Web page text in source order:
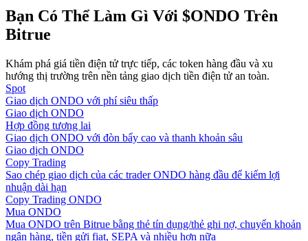
Hướng dẫn
Hướng dẫn giao dịch Spot
Chiến lược giao dịch
Bạn Có Thể Làm Gì Với $ONDO Trên
Bitrue
Khám phá giá tiền điện tử trực tiếp, các token hàng đầu và xu
hướng thị trường trên nền tảng giao dịch tiền điện tử an toàn.
Spot
Giao dịch ONDO với phí siêu thấp
Giao dịch ONDO
Hợp đồng tương lai
Giao dịch ONDO với đòn bẩy cao và thanh khoản sâu
Giao dịch ONDO
Copy Trading
Sao chép giao dịch của các trader ONDO hàng đầu để kiếm lợi
nhuận dài hạn
Copy Trading ONDO
Mua ONDO
Mua ONDO trên Bitrue bằng thẻ tín dụng/thẻ ghi nợ, chuyển khoản
ngân hàng, tiền gửi fiat, SEPA và nhiều hơn nữa